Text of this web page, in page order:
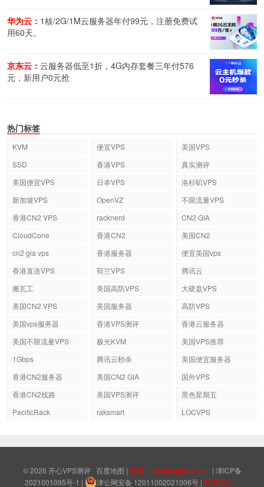
华为云： 1核/2G/1M云服务器年付99元，注册免费试
用60天。
京东云： 云服务器低至1折，4G内存套餐三年付576
元，新用户0元抢
热门标签
KVM 便宜VPS
美国VPS
SSD
香港VPS
真实测评
美国便宜VPS
日本VPS
洛杉矶VPS
新加坡VPS
OpenVZ
不限流量VPS
香港CN2 VPS
racknerd
CN2 GIA
CloudCone
香港CN2
美国CN2
cn2 gia vps
香港服务器
便宜美国vps
香港直连VPS
荷兰VPS
腾讯云
搬瓦工
美国高防VPS
大硬盘VPS
美国CN2 VPS
美国服务器
高防VPS
美国vps服务器
香港VPS测评
香港云服务器
美国不限流量VPS
极光KVM
美国VPS推荐
1Gbps
腾讯云秒杀
美国便宜服务器
香港CN2服务器
美国CN2 GIA
国外VPS
香港CN2线路
美国VPS测评
黑色星期五
PacificRack
raksmart LOCVPS
© 2026 开心VPS测评 百度地图 | 邮箱：kxceping@qq.com | 津ICP备
2021001095号-1 | 津公网安备 12011002021006号 | 联系电话：